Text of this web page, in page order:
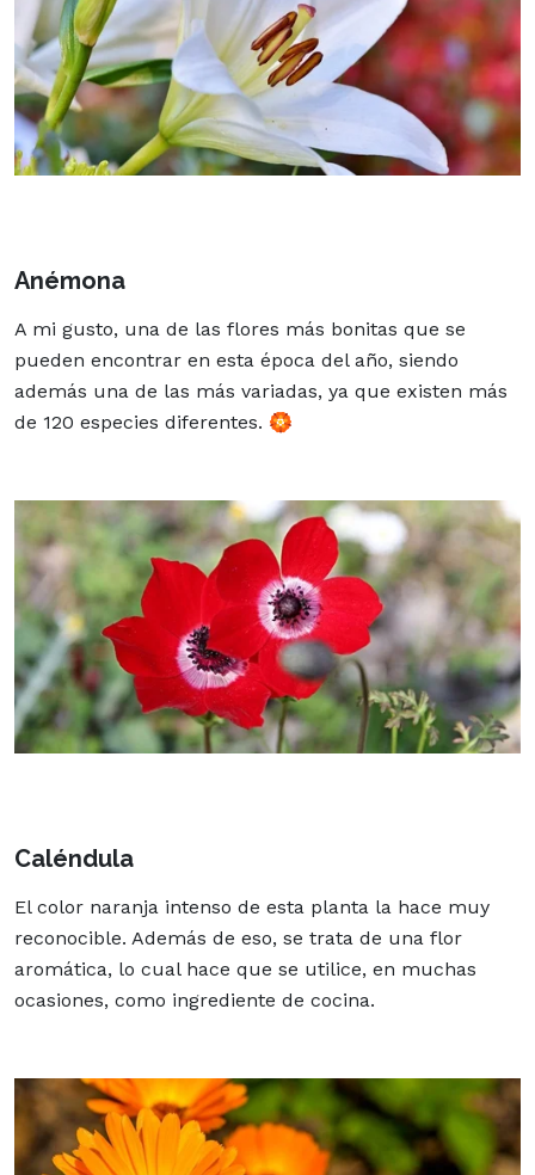
Anémona
A mi gusto, una de las flores más bonitas que se
pueden encontrar en esta época del año, siendo
además una de las más variadas, ya que existen más
de 120 especies diferentes. 🏵️
Caléndula
El color naranja intenso de esta planta la hace muy
reconocible. Además de eso, se trata de una flor
aromática, lo cual hace que se utilice, en muchas
ocasiones, como ingrediente de cocina.